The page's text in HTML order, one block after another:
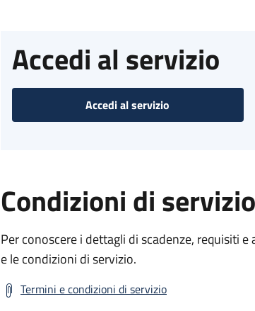
Accedi al servizio
Accedi al servizio
Condizioni di servizio
Per conoscere i dettagli di scadenze, requisiti
e le condizioni di servizio.
Termini e condizioni di servizio